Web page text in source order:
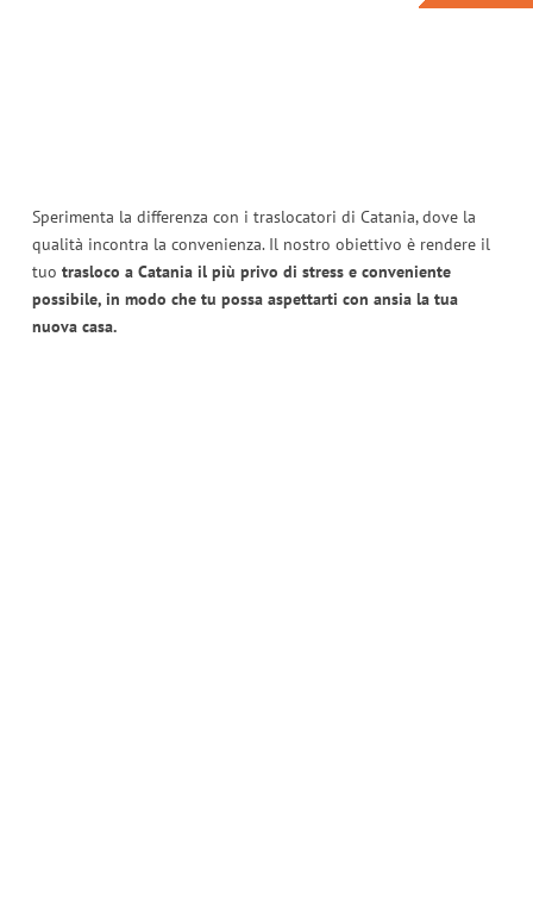
Sperimenta la differenza con i traslocatori di Catania, dove la
qualità incontra la convenienza. Il nostro obiettivo è rendere il
tuo trasloco a Catania il più privo di stress e conveniente
possibile, in modo che tu possa aspettarti con ansia la tua
nuova casa.